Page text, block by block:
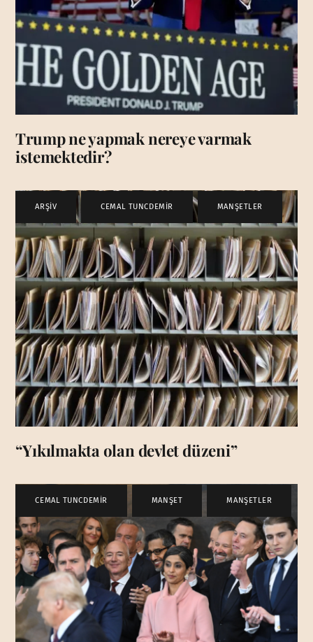
Trump ne yapmak nereye varmak
istemektedir?
ARŞİV CEMAL TUNCDEMİR , MANŞETLER
“Yıkılmakta olan devlet düzeni”
CEMAL TUNCDEMİR MANŞET MANŞETLER